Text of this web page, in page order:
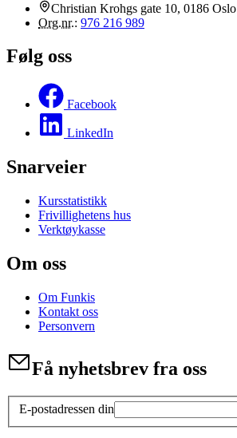
Christian Krohgs gate 10, 0186 Oslo
Org.nr.: 976 216 989
Følg oss
Facebook
LinkedIn
Snarveier
Kursstatistikk
Frivillighetens hus
Verktøykasse
Om oss
Om Funkis
Kontakt oss
Personvern
Få nyhetsbrev fra oss
E-postadressen din